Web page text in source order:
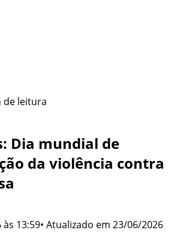
de leitura
Dia mundial de
da violência contra
13:59• Atualizado em 23/06/2026